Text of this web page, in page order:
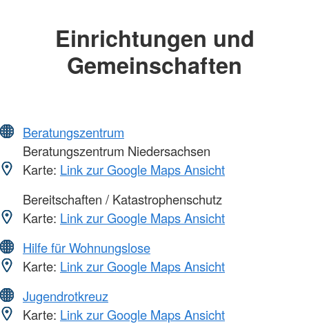
Einrichtungen und
Gemeinschaften
Beratungszentrum
Beratungszentrum Niedersachsen
Karte: Link zur Google Maps Ansicht
Bereitschaften / Katastrophenschutz
Karte: Link zur Google Maps Ansicht
Hilfe für Wohnungslose
Karte: Link zur Google Maps Ansicht
Jugendrotkreuz
Karte: Link zur Google Maps Ansicht